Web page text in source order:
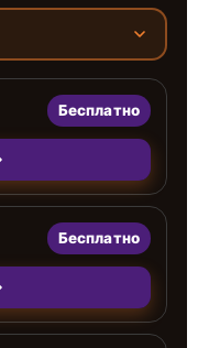
Бесплатно
Бесплатно